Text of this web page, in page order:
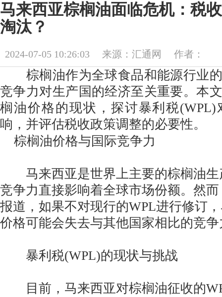
马来西亚棕榈油面临危机：税
淘汰？
2024-07-05 10:26:03 来源：汇通网 作者：
棕榈油作为全球食品和能源行业的
竞争力对生产国的经济至关重要。本
榈油价格的现状，探讨暴利税
响，并评估税收政策调整的必要性。
棕榈油价格与国际竞争力
马来西亚是世界上主要的棕榈油生
竞争力直接影响着全球市场份额。然而
报道，如果不对现行的WPL进行修订
价格可能会失去与其他国家相比的竞
暴利税(WPL)的现状与挑战
目前，马来西亚对棕榈油征收的